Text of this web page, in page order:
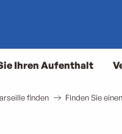
Ihren Aufenthalt
finden Finden Sie